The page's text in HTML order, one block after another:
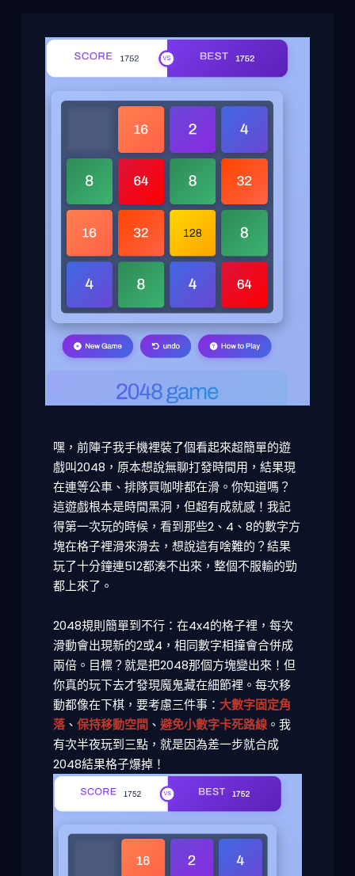
嘿，前陣子我手機裡裝了個看起來超簡單的遊
戲叫2048，原本想說無聊打發時間用，結果現
在連等公車、排隊買咖啡都在滑。你知道嗎？
這遊戲根本是時間黑洞，但超有成就感！我記
得第一次玩的時候，看到那些2、4、8的數字方
塊在格子裡滑來滑去，想說這有啥難的？結果
玩了十分鐘連512都湊不出來，整個不服輸的勁
都上來了。
2048規則簡單到不行：在4x4的格子裡，每次
滑動會出現新的2或4，相同數字相撞會合併成
兩倍。目標？就是把2048那個方塊變出來 ！但
你真的玩下去才發現魔鬼藏在細節裡。每次移
動都像在下棋，要考慮三件事： 大數字固定角
落、 保持移動空間、 避免小數字卡死路線。我
有次半夜玩到三點，就是因為差一步就合成
2048結果格子爆掉！